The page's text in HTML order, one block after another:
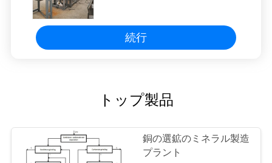
続行
トップ製品
銅の選鉱のミネラル製造
プラント